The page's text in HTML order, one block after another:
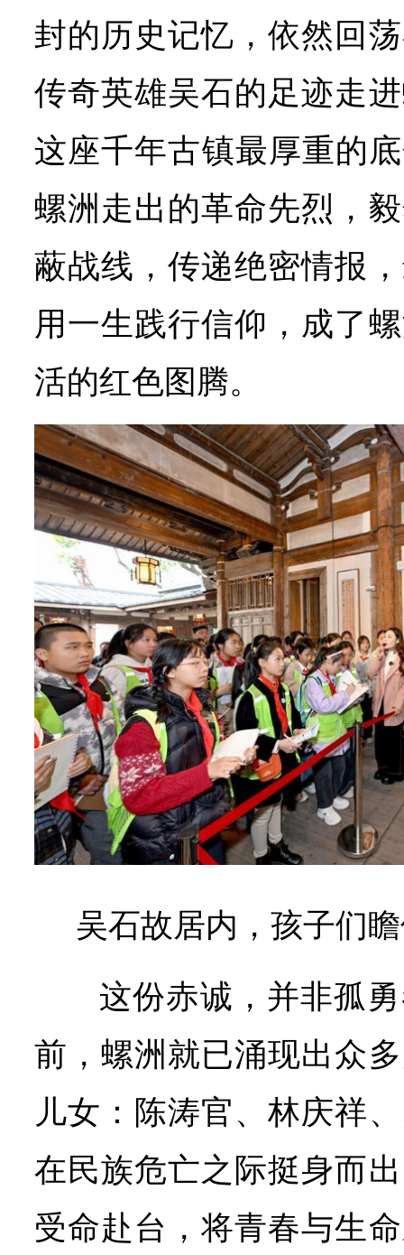
封的历史记忆，依然回
传奇英雄吴石的足迹走
这座千年古镇最厚重的
螺洲走出的革命先烈，
蔽战线，传递绝密情报
用一生践行信仰，成了
活的红色图腾。
吴石故居内，孩子们
这份赤诚，并非孤
前，螺洲就已涌现出众
儿女：陈涛官、林庆祥
在民族危亡之际挺身而
受命赴台，将青春与生